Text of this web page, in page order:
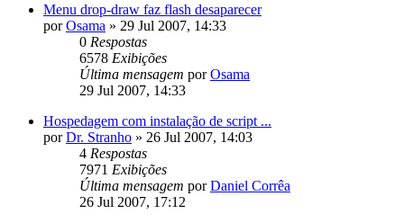
Menu drop-draw faz flash desaparecer
porOsama » 29 Jul 2007, 14:33
0 Respostas
6578 Exibições
Última mensagem porOsama
29 Jul 2007, 14:33
Hospedagem com instalação de script ...
porDr. Stranho » 26 Jul 2007, 14:03
4 Respostas
7971 Exibições
Última mensagem porDaniel Corrêa
26 Jul 2007, 17:12